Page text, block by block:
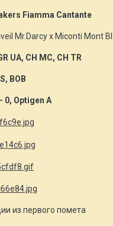
Fiamma Cantante
Mr.Darcy x Miconti Mont
UA, CH MC, CH TR
BOB
0, Optigen A
из первого помета